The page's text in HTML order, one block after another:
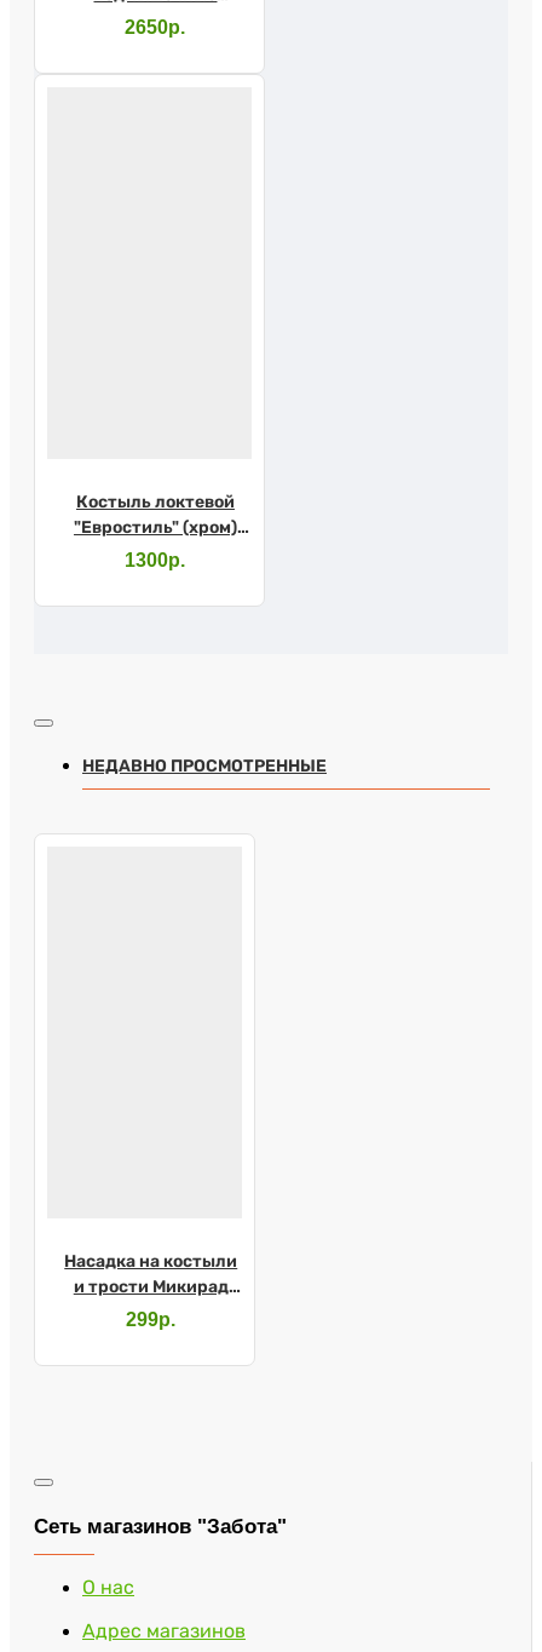
AMUC02
2650р.
Костыль локтевой
"Евростиль" (хром)
10079SL с УПС
1300р.
НЕДАВНО ПРОСМОТРЕННЫЕ
Насадка на костыли
и трости Микирад
13/MR.P
299р.
Сеть магазинов "Забота"
О нас
Адрес магазинов